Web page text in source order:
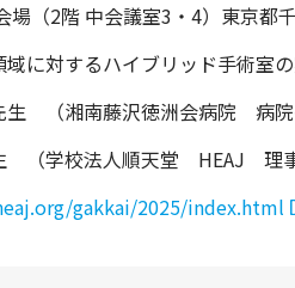
（2階 中会議室3・4）東京都
に対するハイブリッド手術室
湘南藤沢徳洲会病院 病院
学校法人順天堂 HEAJ 理事
gakkai/2025/index.html